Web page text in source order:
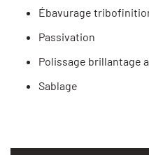
Ébavurage
Passivation
Polissage brillantage
Sablage